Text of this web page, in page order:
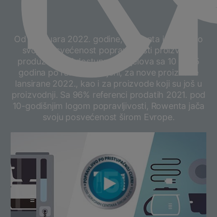
Od 1. januara 2022. godine, Rowenta je pojačao
svoju posvećenost popravljivosti proizvoda
produžavajući dostupnost dijelova sa 10 na 15
godina po razumnoj cijeni, za nove proizvode
lansirane 2022., kao i za proizvode koji su još u
proizvodnji. Sa 96% referenci prodatih 2021. pod
10-godišnjim logom popravljivosti, Rowenta jača
svoju posvećenost širom Evrope.